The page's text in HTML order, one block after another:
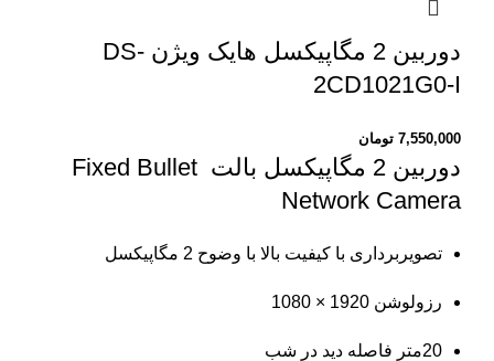
دوربین 2 مگاپیکسل هایک ویژن DS-
2CD1021G0-I
7,550,000 تومان
دوربین 2 مگاپیکسل بالت
Fixed Bullet
Network Camera
تصویربرداری با کیفیت بالا با وضوح 2 مگاپیکسل
رزولوشن 1920 × 1080
20متر فاصله دید در شب